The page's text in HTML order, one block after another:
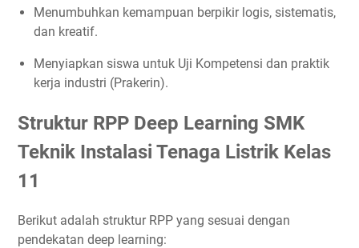
Menumbuhkan kemampuan berpikir logis, sistematis,
dan kreatif.
Menyiapkan siswa untuk Uji Kompetensi dan praktik
kerja industri (Prakerin).
Struktur RPP Deep Learning SMK
Teknik Instalasi Tenaga Listrik Kelas
11
Berikut adalah struktur RPP yang sesuai dengan
pendekatan deep learning: